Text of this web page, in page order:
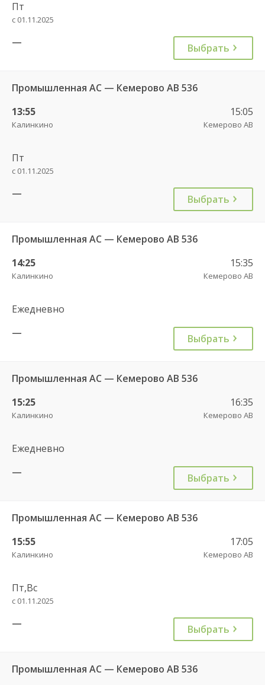
Пт
с 01.11.2025
— Выбрать
Промышленная АС — Кемерово АВ 536
13:55
Калинкино
15:05
Кемерово АВ
Пт
с 01.11.2025
— Выбрать
Промышленная АС — Кемерово АВ 536
14:25
Калинкино
15:35
Кемерово АВ
Ежедневно
—
Выбрать
Промышленная АС — Кемерово АВ 536
15:25
Калинкино
16:35
Кемерово АВ
Ежедневно
—
Выбрать
Промышленная АС — Кемерово АВ 536
15:55
Калинкино
17:05
Кемерово АВ
Пт,Вс
с 01.11.2025
— Выбрать
Промышленная АС — Кемерово АВ 536